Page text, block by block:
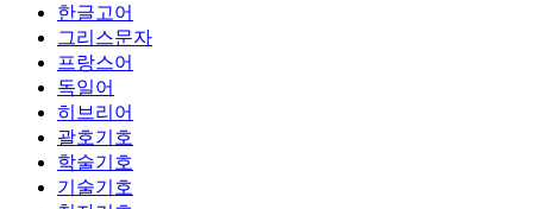
한글고어
그리스문자
프랑스어
독일어
히브리어
괄호기호
학술기호
기술기호